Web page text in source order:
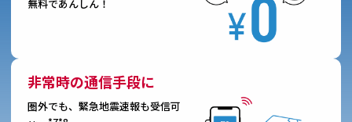
無料であんしん！
非常時の通信手段に
圏外でも、緊急地震速報も受信可